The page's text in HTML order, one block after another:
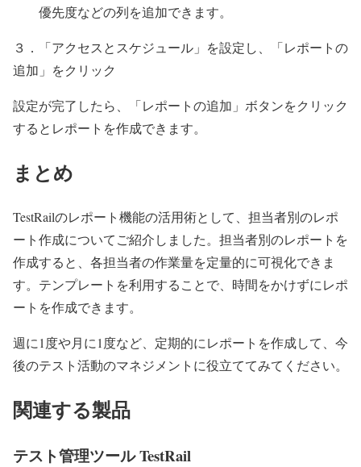
優先度などの列を追加できます。
３．「アクセスとスケジュール」を設定し、「レポートの
追加」をクリック
設定が完了したら、「レポートの追加」ボタンをクリック
するとレポートを作成できます。
まとめ
TestRailのレポート機能の活用術として、担当者別のレポ
ート作成についてご紹介しました。担当者別のレポートを
作成すると、各担当者の作業量を定量的に可視化できま
す。テンプレートを利用することで、時間をかけずにレポ
ートを作成できます。
週に1度や月に1度など、定期的にレポートを作成して、今
後のテスト活動のマネジメントに役立ててみてください。
関連する製品
テスト管理ツール TestRail